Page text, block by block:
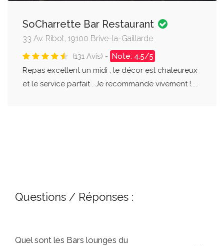
SoCharrette Bar Restaurant
33 Av. Ribot, 19100 Brive-la-Gaillarde
(131 Avis) - Note: 4.5/5
Repas excellent un midi , le décor est chaleureux
et le service parfait . Je recommande vivement !....
Questions / Réponses :
Quel sont les Bars lounges du